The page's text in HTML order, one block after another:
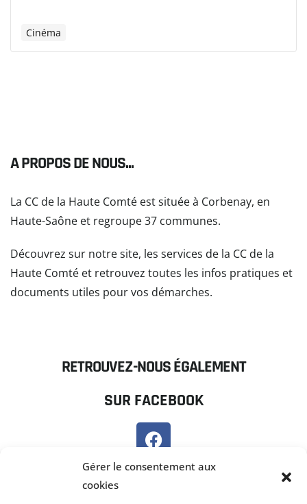
Gérer le consentement aux
cookies
Cinéma
A PROPOS DE NOUS...
La CC de la Haute Comté est située à Corbenay, en
Haute-Saône et regroupe 37 communes.
Découvrez sur notre site, les services de la CC de la
Haute Comté et retrouvez toutes les infos pratiques et
documents utiles pour vos démarches.
RETROUVEZ-NOUS ÉGALEMENT
SUR FACEBOOK
SUR PANNEAU POCKET